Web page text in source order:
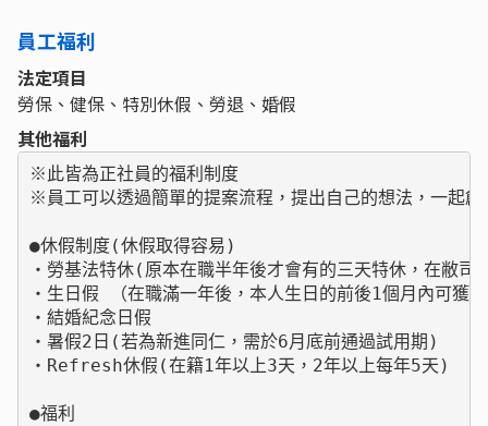
員工福利
法定項目
勞保、健保、特別休假、勞退、婚假
其他福利
※此皆為正社員的福利制度
※員工可以透過簡單的提案流程，提出自己的想法，一起創
●休假制度(休假取得容易)
・勞基法特休(原本在職半年後才會有的三天特休，在敝司
・生日假 （在職滿一年後，本人生日的前後1個月內可獲
・結婚紀念日假
・暑假2日(若為新進同仁，需於6月底前通過試用期)
・Refresh休假(在籍1年以上3天，2年以上每年5天)
●福利